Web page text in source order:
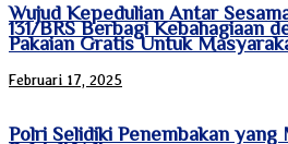
Wujud Kepedulian Antar
131/BRS Berbagi Kebahagiaan
Pakaian Gratis Untuk
Februari 17, 2025
Polri Selidiki Penembakan